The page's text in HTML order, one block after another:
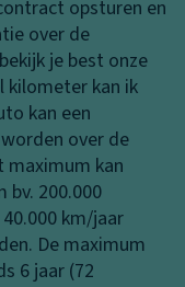
opsturen en
over de
je best onze
kilometer kan ik
kan een
over de
kan
bv. 200.000
km/jaar
De maximum
6 jaar (72